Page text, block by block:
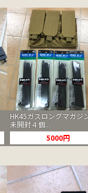
HK45ガスロングマガジ
未開封４個...
5000円